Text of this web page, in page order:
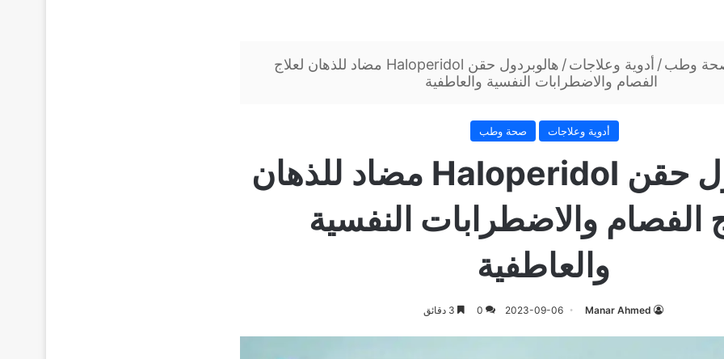
وطب/ أدوية وعلاجات/
هالوبردول حقن Haloperidol مضاد للذهان لعلاج
الفصام والاضطرابات النفسية والعاطفية
أدوية وعلاجات صحة وطب
هالوبردول حقن Haloperidol مضاد للذهان
الفصام والاضطرابات النفسية
والعاطفية
Manar Ahmed
2023-09-06
0